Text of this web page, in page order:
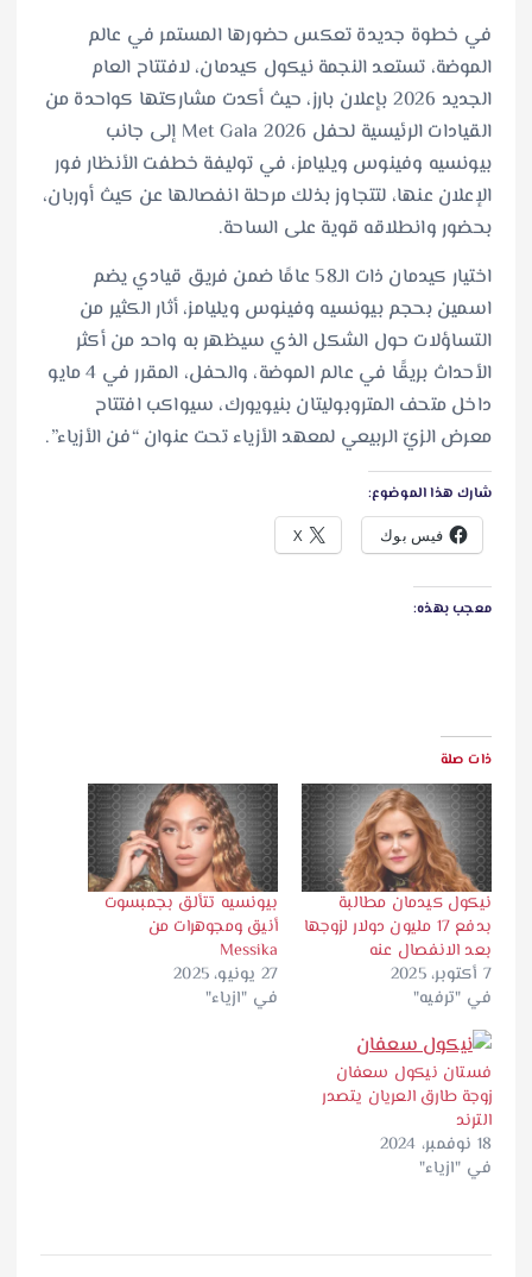
في خطوة جديدة تعكس حضورها المستمر في عالم
الموضة، تستعد النجمة نيكول كيدمان، لافتتاح العام
الجديد 2026 بإعلان بارز، حيث أكدت مشاركتها كواحدة من
القيادات الرئيسية لحفل Met Gala 2026 إلى جانب
بيونسيه وفينوس ويليامز، في توليفة خطفت الأنظار فور
الإعلان عنها، لتتجاوز بذلك مرحلة انفصالها عن كيث أوربان،
بحضور وانطلاقه قوية على الساحة.
اختيار كيدمان ذات الـ58 عامًا ضمن فريق قيادي يضم
اسمين بحجم بيونسيه وفينوس ويليامز، أثار الكثير من
التساؤلات حول الشكل الذي سيظهر به واحد من أكثر
الأحداث بريقًا في عالم الموضة، والحفل، المقرر في 4 مايو
داخل متحف المتروبوليتان بنيويورك، سيواكب افتتاح
معرض الزيّ الربيعي لمعهد الأزياء تحت عنوان “فن الأزياء”.
شارك هذا الموضوع:
فيس بوك X
معجب بهذه:
ذات صلة
نيكول كيدمان مطالبة
بدفع 17 مليون دولار لزوجها
بعد الانفصال عنه
7 أكتوبر، 2025
في "ترفيه"
بيونسيه تتألق بجمبسوت
أنيق ومجوهرات من
Messika
27 يونيو، 2025
في "ازياء"
فستان نيكول سعفان
زوجة طارق العريان يتصدر
الترند
18 نوفمبر، 2024
في "ازياء"